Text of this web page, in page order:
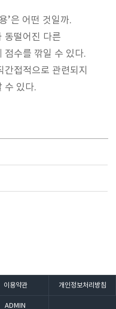
’은 어떤 것일까.
동떨어진 다른
점수를 깎일 수 있다.
간접적으로 관련되지
수 있다.
이용약관 개인정보처리방침
ADMIN